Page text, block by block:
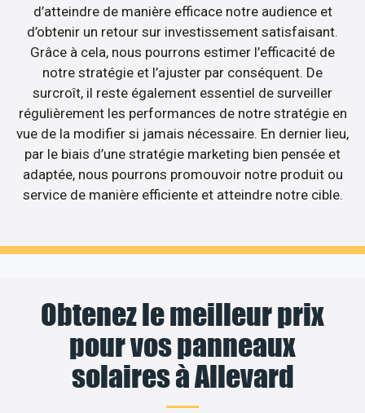
d’atteindre de manière efficace notre audience et
d’obtenir un retour sur investissement satisfaisant.
Grâce à cela, nous pourrons estimer l’efficacité de
notre stratégie et l’ajuster par conséquent. De
surcroît, il reste également essentiel de surveiller
régulièrement les performances de notre stratégie en
vue de la modifier si jamais nécessaire. En dernier lieu,
par le biais d’une stratégie marketing bien pensée et
adaptée, nous pourrons promouvoir notre produit ou
service de manière efficiente et atteindre notre cible.
Obtenez le meilleur prix
pour vos panneaux
solaires à Allevard